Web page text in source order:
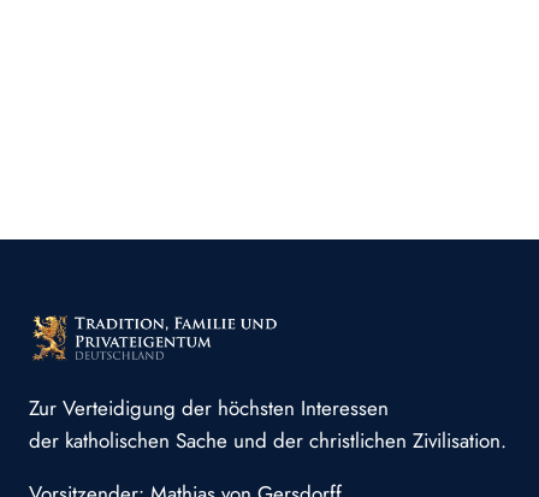
Zur Verteidigung der höchsten Interessen
der katholischen Sache und der christlichen Zivilisation.